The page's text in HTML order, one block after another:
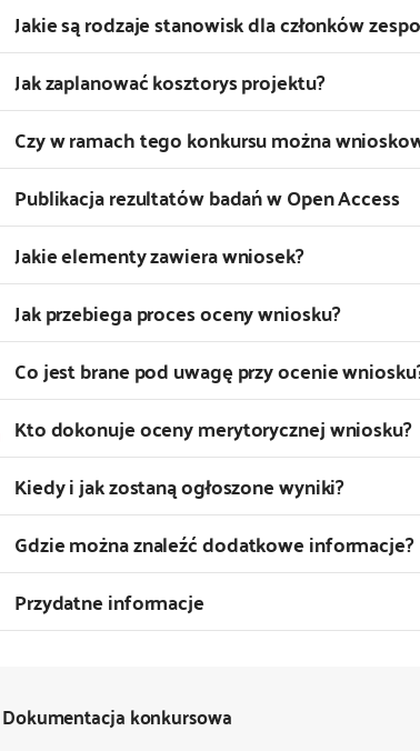
Jakie są rodzaje stanowisk dla członków
Jak zaplanować kosztorys projektu?
Czy w ramach tego konkursu można
Publikacja rezultatów badań w Open Access
Jakie elementy zawiera wniosek?
Jak przebiega proces oceny wniosku?
Co jest brane pod uwagę przy ocenie
Kto dokonuje oceny merytorycznej wniosku?
Kiedy i jak zostaną ogłoszone wyniki?
Gdzie można znaleźć dodatkowe informacje?
Przydatne informacje
Dokumentacja konkursowa